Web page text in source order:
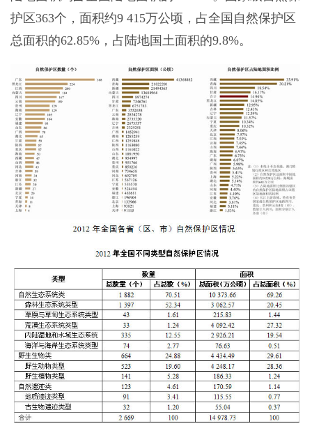
护区363个，面积约9 415万公顷，占全国自然保护区
总面积的62.85%，占陆地国土面积的9.8%。